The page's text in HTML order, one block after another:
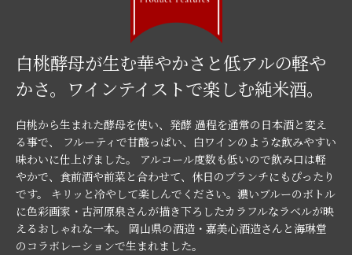
白桃酵母が生む華やかさと低アルの軽や
かさ。ワインテイストで楽しむ純米酒。
白桃から生まれた酵母を使い、発酵 過程を通常の日本酒と変え
る事で、 フルーティで甘酸っぱい、白ワインのような飲みやすい
味わいに仕上げました。 アルコール度数も低いので飲み口は軽
やかで、食前酒や前菜と合わせて、休日のブランチにもぴったり
です。 キリッと冷やして楽しんでください。濃いブルーのボトル
に色彩画家・古河原泉さんが描き下ろしたカラフルなラベルが映
えるおしゃれな一本。 岡山県の酒造・嘉美心酒造さんと海琳堂
のコラボレーションで生まれました。